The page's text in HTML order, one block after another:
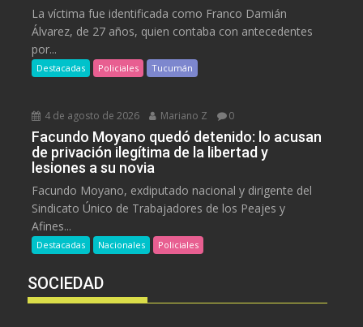
La víctima fue identificada como Franco Damián
Álvarez, de 27 años, quien contaba con antecedentes
por...
Destacadas Policiales Tucumán
4 de agosto de 2026 Mariano Z 0
Facundo Moyano quedó detenido: lo acusan
de privación ilegítima de la libertad y
lesiones a su novia
Facundo Moyano, exdiputado nacional y dirigente del
Sindicato Único de Trabajadores de los Peajes y
Afines...
Destacadas Nacionales Policiales
SOCIEDAD